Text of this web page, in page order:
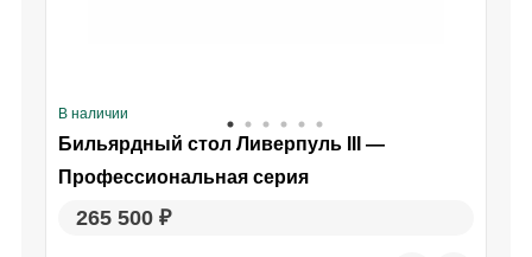
В наличии
Бильярдный стол Ливерпуль III —
Профессиональная серия
265 500 ₽